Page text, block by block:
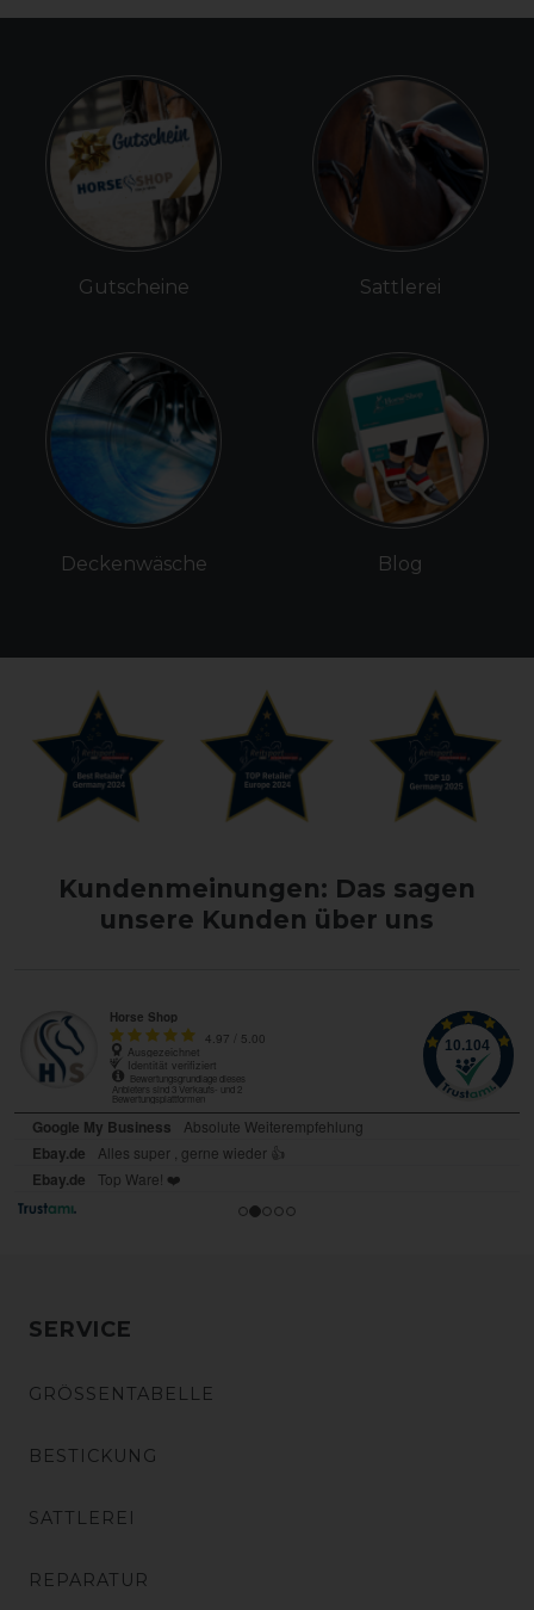
Gutscheine
Deckenwäsche
Sattlerei
Blog
Kundenmeinungen: Das sagen
unsere Kunden über uns
SERVICE
GRÖSSENTABELLE
BESTICKUNG
SATTLEREI
REPARATUR